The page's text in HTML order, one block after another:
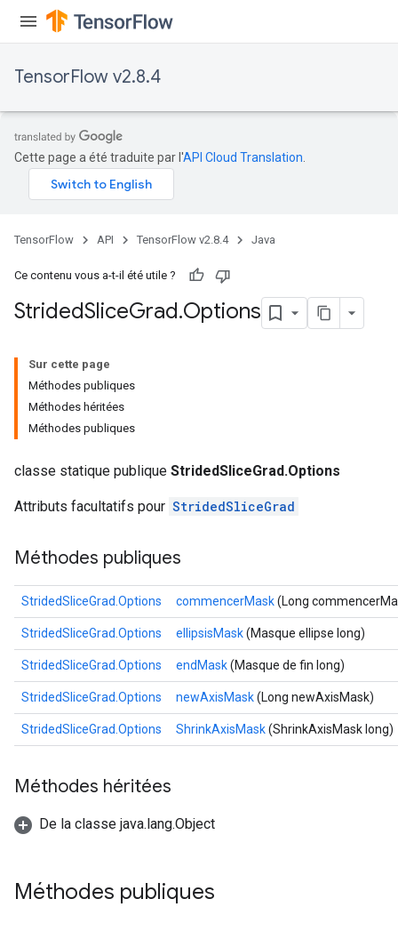
TensorFlow v2.8.4
Cette page a été traduite par l'API Cloud Translation
TensorFlow API TensorFlow v2.8.4 Java
Ce contenu vous a-t-il été utile ?
StridedSliceGrad.Options
Sur cette page
Méthodes publiques
Méthodes héritées
Méthodes publiques
classe statique publique StridedSliceGrad.Options
Attributs facultatifs pour StridedSliceGrad
Méthodes publiques
StridedSliceGrad.Options commencerMask(Long
StridedSliceGrad.Options ellipsisMask(Masque ellipse long)
StridedSliceGrad.Options endMask(Masque de fin long)
StridedSliceGrad.Options newAxisMask(Long newAxisMask)
StridedSliceGrad.Options ShrinkAxisMask(ShrinkAxisMask long)
Méthodes héritées
De la classe java.lang.Object
Méthodes publiques